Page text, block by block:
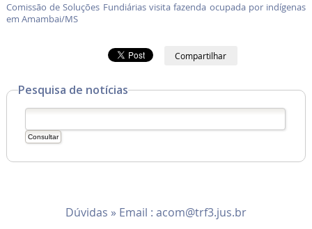
Comissão de Soluções Fundiárias visita fazenda ocupada por indígenas
em Amambai/MS
Compartilhar
Pesquisa de notícias
Dúvidas » Email : acom@trf3.jus.br